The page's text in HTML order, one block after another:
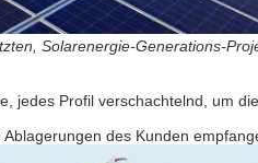
Solarenergie-Generations-
jedes Profil verschachtelnd, um
des Kunden